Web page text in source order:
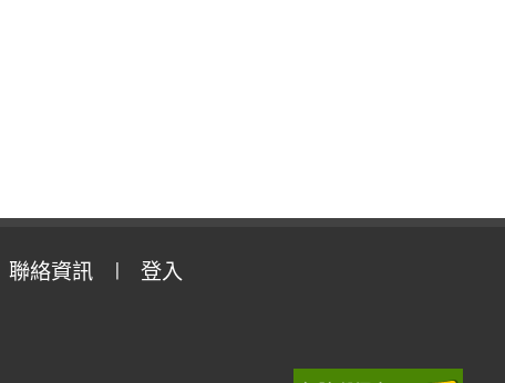
聯絡資訊 登入